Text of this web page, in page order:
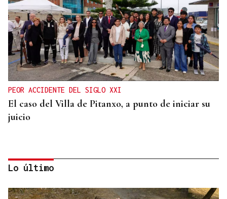
PEOR ACCIDENTE DEL SIGLO XXI
El caso del Villa de Pitanxo, a punto de iniciar su
juicio
Lo último